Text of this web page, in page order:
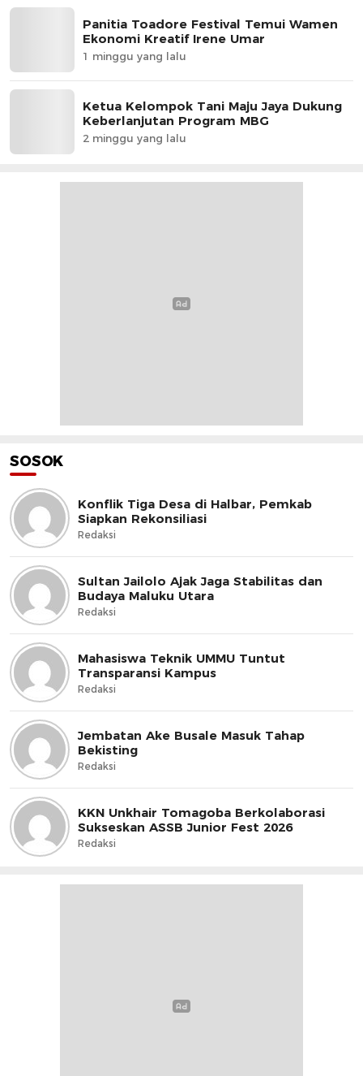
Panitia Toadore Festival Temui Wamen
Ekonomi Kreatif Irene Umar
1 minggu yang lalu
Ketua Kelompok Tani Maju Jaya Dukung
Keberlanjutan Program MBG
2 minggu yang lalu
SOSOK
Konflik Tiga Desa di Halbar, Pemkab
Siapkan Rekonsiliasi
Redaksi
Sultan Jailolo Ajak Jaga Stabilitas dan
Budaya Maluku Utara
Redaksi
Mahasiswa Teknik UMMU Tuntut
Transparansi Kampus
Redaksi
Jembatan Ake Busale Masuk Tahap
Bekisting
Redaksi
KKN Unkhair Tomagoba Berkolaborasi
Sukseskan ASSB Junior Fest 2026
Redaksi